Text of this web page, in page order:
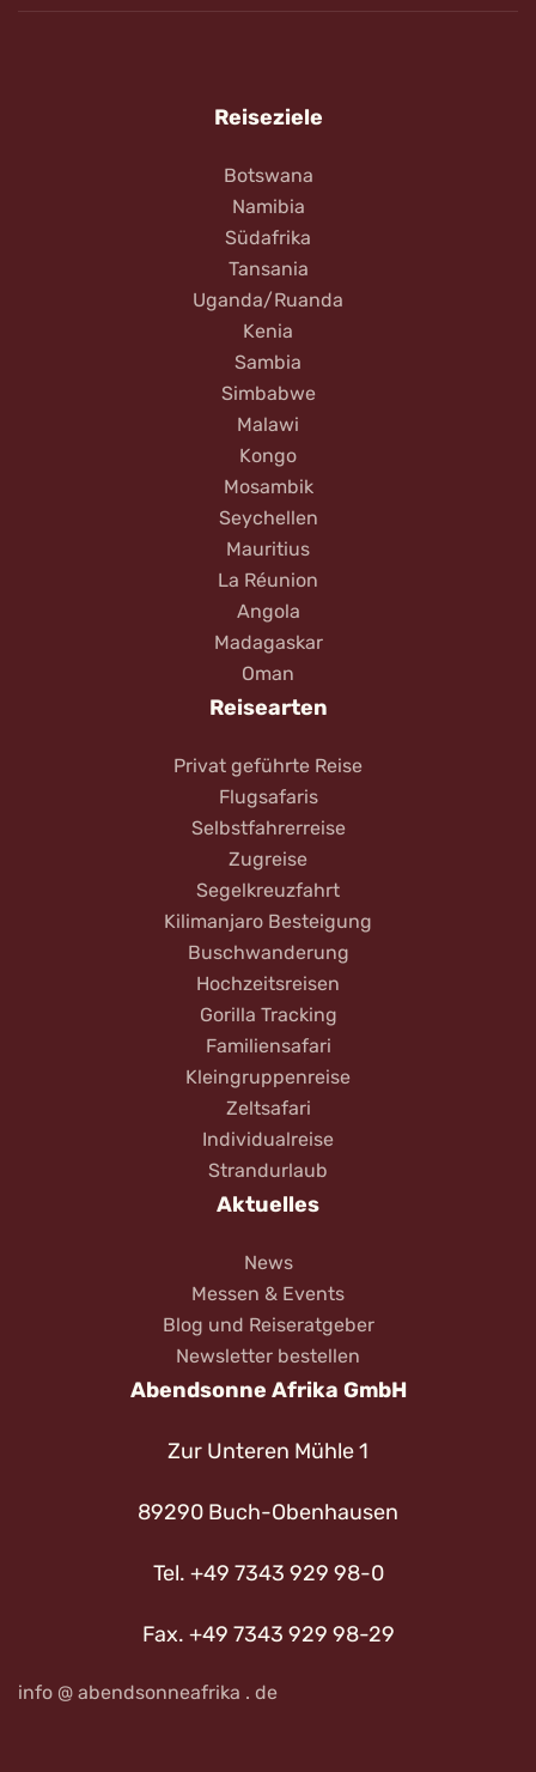
Reiseziele
Botswana
Namibia
Südafrika
Tansania
Uganda/Ruanda
Kenia
Sambia
Simbabwe
Malawi
Kongo
Mosambik
Seychellen
Mauritius
La Réunion
Angola
Madagaskar
Oman
Reisearten
Privat geführte Reise
Flugsafaris
Selbstfahrerreise
Zugreise
Segelkreuzfahrt
Kilimanjaro Besteigung
Buschwanderung
Hochzeitsreisen
Gorilla Tracking
Familiensafari
Kleingruppenreise
Zeltsafari
Individualreise
Strandurlaub
Aktuelles
News
Messen & Events
Blog und Reiseratgeber
Newsletter bestellen
Abendsonne Afrika GmbH
Zur Unteren Mühle 1
89290 Buch-Obenhausen
Tel. +49 7343 929 98-0
Fax. +49 7343 929 98-29
info @ abendsonneafrika . de